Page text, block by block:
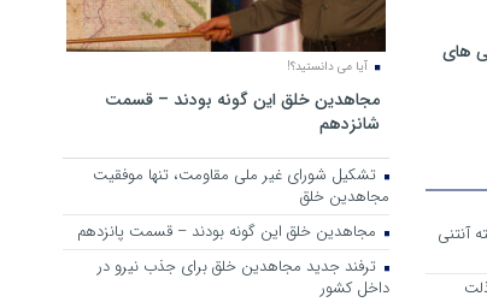
های
که ناخواسته آنتنی
آیا می دانستید؟!
مجاهدین خلق این گونه بودند – قسمت
شانزدهم
تشکیل شورای غیر ملی مقاومت، تنها موفقیت
مجاهدین خلق
مجاهدین خلق این گونه بودند – قسمت پانزدهم
ترفند جدید مجاهدین خلق برای جذب نیرو در
داخل کشور